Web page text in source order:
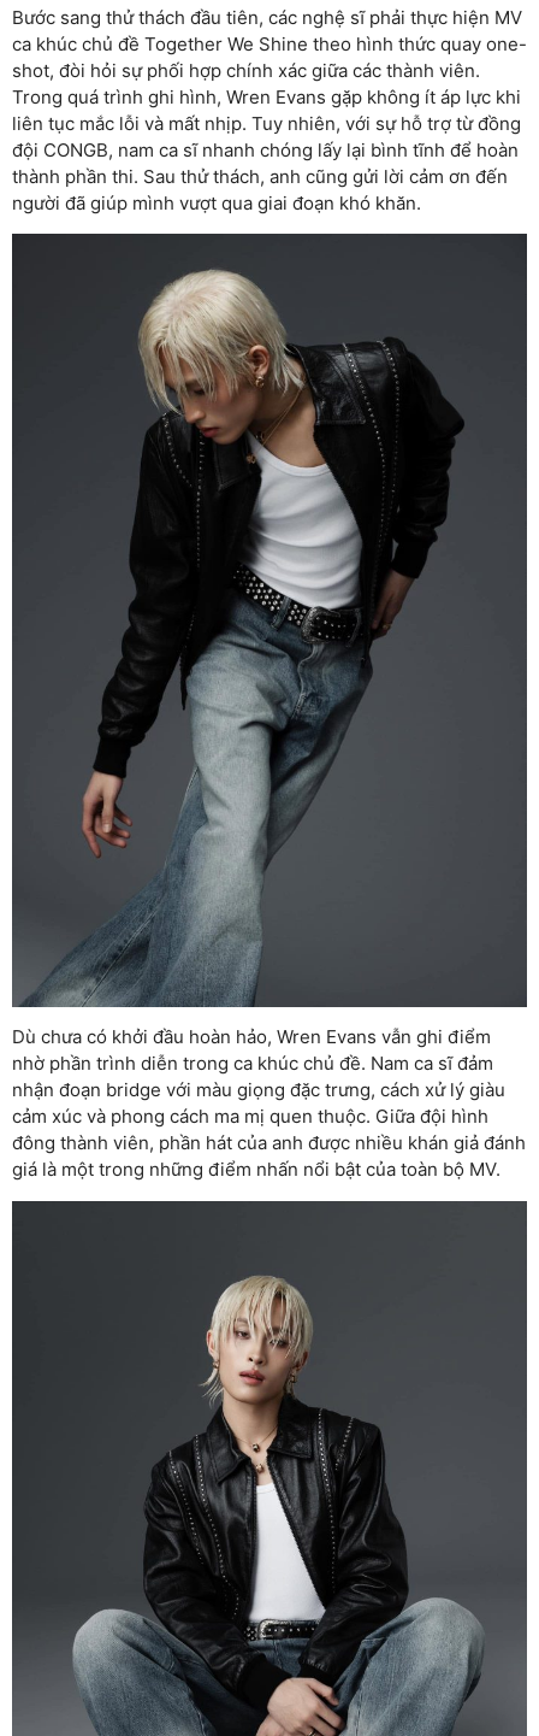
Bước sang thử thách đầu tiên, các nghệ sĩ phải thực hiện MV
ca khúc chủ đề Together We Shine theo hình thức quay one-
shot, đòi hỏi sự phối hợp chính xác giữa các thành viên.
Trong quá trình ghi hình, Wren Evans gặp không ít áp lực khi
liên tục mắc lỗi và mất nhịp. Tuy nhiên, với sự hỗ trợ từ đồng
đội CONGB, nam ca sĩ nhanh chóng lấy lại bình tĩnh để hoàn
thành phần thi. Sau thử thách, anh cũng gửi lời cảm ơn đến
người đã giúp mình vượt qua giai đoạn khó khăn.
Dù chưa có khởi đầu hoàn hảo, Wren Evans vẫn ghi điểm
nhờ phần trình diễn trong ca khúc chủ đề. Nam ca sĩ đảm
nhận đoạn bridge với màu giọng đặc trưng, cách xử lý giàu
cảm xúc và phong cách ma mị quen thuộc. Giữa đội hình
đông thành viên, phần hát của anh được nhiều khán giả đánh
giá là một trong những điểm nhấn nổi bật của toàn bộ MV.